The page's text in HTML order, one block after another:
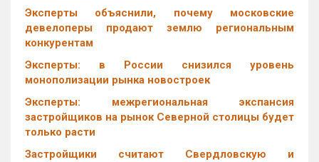
Эксперты объяснили, почему московские
девелоперы продают землю региональным
конкурентам
Эксперты: в России снизился уровень
монополизации рынка новостроек
Эксперты: межрегиональная экспансия
застройщиков на рынок Северной столицы будет
только расти
Застройщики считают Свердловскую и